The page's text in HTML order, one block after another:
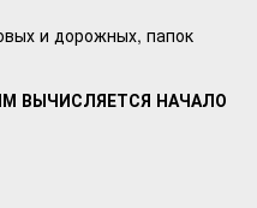
и дорожных, папок
ВЫЧИСЛЯЕТСЯ НАЧАЛО